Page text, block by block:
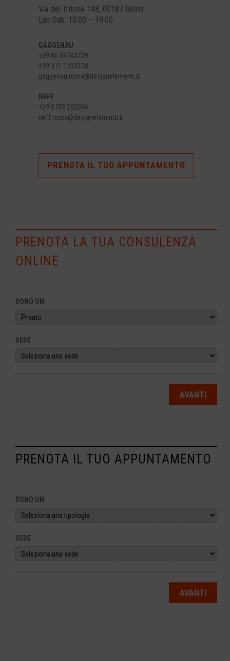
Via del Tritone 148, 00187 Roma
Lun-Sab: 10.00 – 19.00
GAGGENAU
+39 06 39743229
+39 371 1733120
gaggenau.roma@designelementi.it
NEFF
+39 0733 292096
neff.roma@designelementi.it
PRENOTA IL TUO APPUNTAMENTO
PRENOTA LA TUA CONSULENZA
ONLINE
SONO UN
SEDE
AVANTI
PRENOTA IL TUO APPUNTAMENTO
SONO UN
SEDE
AVANTI